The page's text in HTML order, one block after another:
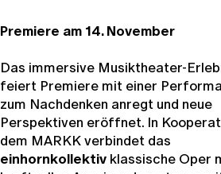
Premiere am 14. November
Das immersive Musiktheater-
feiert Premiere mit einer
zum Nachdenken anregt und neue
Perspektiven eröffnet. In
dem MARKK verbindet das
einhornkollektiv klassische Oper